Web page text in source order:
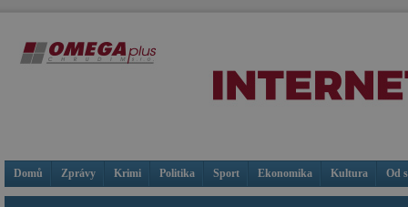
Domů Zprávy Krimi Politika Sport Ekonomika Kultura Od